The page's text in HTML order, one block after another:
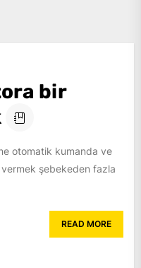
bir
otomatik kumanda ve
vermek şebekeden fazla
READ MORE